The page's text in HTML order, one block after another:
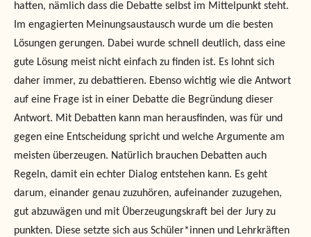
hatten, nämlich dass die Debatte selbst im Mittelpunkt steht.
Im engagierten Meinungsaustausch wurde um die besten
Lösungen gerungen. Dabei wurde schnell deutlich, dass eine
gute Lösung meist nicht einfach zu finden ist. Es lohnt sich
daher immer, zu debattieren. Ebenso wichtig wie die Antwort
auf eine Frage ist in einer Debatte die Begründung dieser
Antwort. Mit Debatten kann man herausfinden, was für und
gegen eine Entscheidung spricht und welche Argumente am
meisten überzeugen. Natürlich brauchen Debatten auch
Regeln, damit ein echter Dialog entstehen kann. Es geht
darum, einander genau zuzuhören, aufeinander zuzugehen,
gut abzuwägen und mit Überzeugungskraft bei der Jury zu
punkten. Diese setzte sich aus Schüler*innen und Lehrkräften